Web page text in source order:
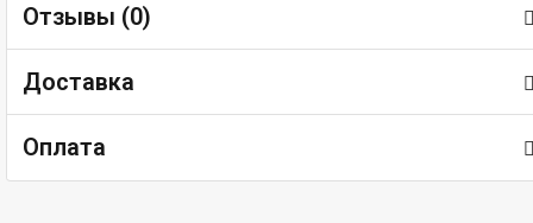
Отзывы (0)
Доставка
Оплата